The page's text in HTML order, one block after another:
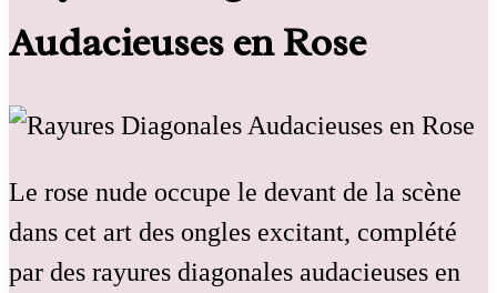
Audacieuses en Rose
Le rose nude occupe le devant de la scène
dans cet art des ongles excitant, complété
par des rayures diagonales audacieuses en